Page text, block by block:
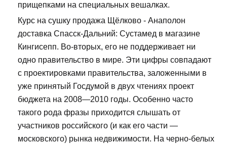
прищепками на специальных вешалках.
Курс на сушку продажа Щёлково - Анаполон
доставка Спасск-Дальний: Сустамед в магазине
Кингисепп. Во-вторых, его не поддерживает ни
одно правительство в мире. Эти цифры совпадают
с проектировками правительства, заложенными в
уже принятый Госдумой в двух чтениях проект
бюджета на 2008—2010 годы. Особенно часто
такого рода фразы приходится слышать от
участников российского (и как его части —
московского) рынка недвижимости. На черно-белых